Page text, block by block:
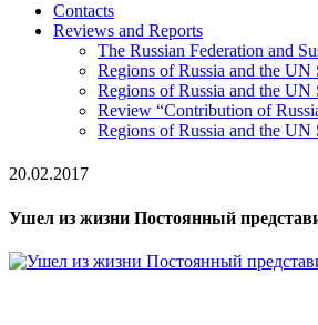
Contacts
Reviews and Reports
The Russian Federation and
Regions of Russia and the
Regions of Russia and the UN
Review “Contribution of
Regions of Russia and the
20.02.2017
Ушел из жизни Постоянный